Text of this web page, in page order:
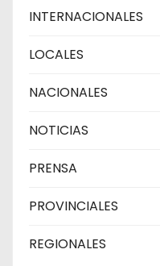
INTERNACIONALES
LOCALES
NACIONALES
NOTICIAS
PRENSA
PROVINCIALES
REGIONALES